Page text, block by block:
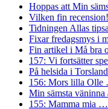
Hoppas att Min
Vilken fin recension!
Tidningen Allas
Fixar fredagsmys i
Fin artikel i Må bra
157: Vi fortsätter
På helsida i
156: Mors lilla
Min sämsta
155: Mamma mia …